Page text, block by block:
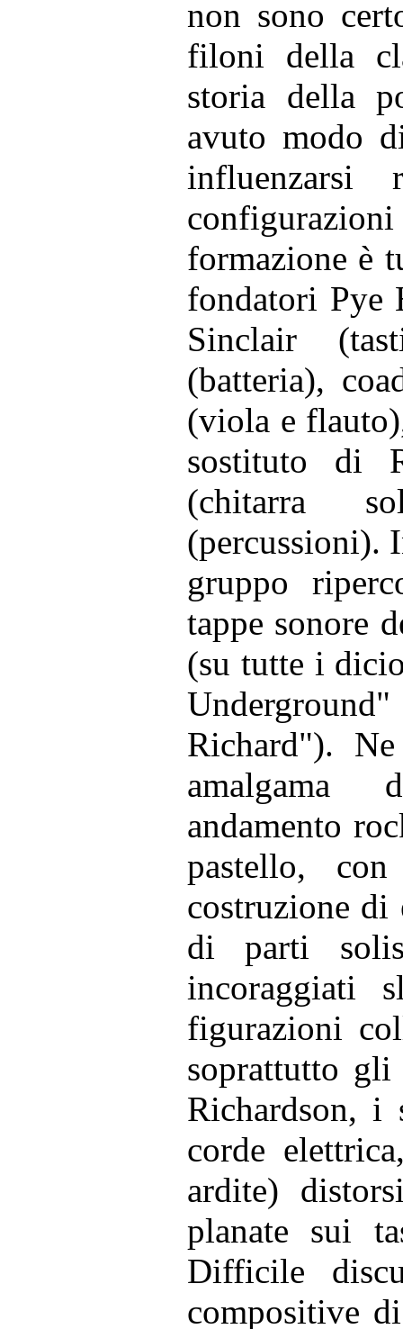
non sono
filoni della
storia della
avuto modo
influenzarsi
formazione è
fondatori Pye
Sinclair
(batteria),
(viola e
sostituto di
(chitarra
(percussioni).
gruppo
tappe sonore
(su tutte i
Richard").
amalgama
andamento
pastello,
costruzione di
di parti
incoraggiati
figurazioni
soprattutto
Richardson,
corde
ardite)
planate sui
Difficile
compositive